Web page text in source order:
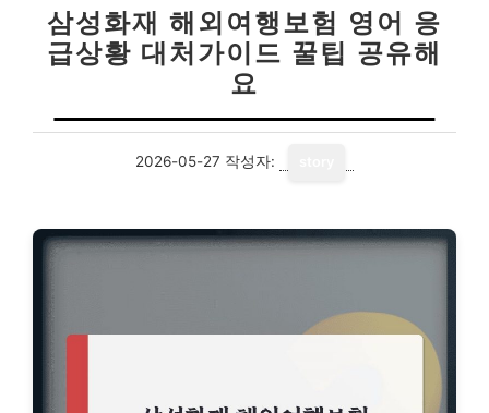
삼성화재 해외여행보험 영어 응
급상황 대처가이드 꿀팁 공유해
요
2026-05-27 작성자: